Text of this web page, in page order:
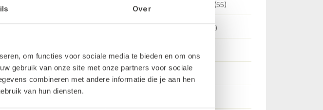
Over
om functies voor sociale media te bieden en om ons
gebruik van onze site met onze partners voor sociale
combineren met andere informatie die je aan hen
van hun diensten.
(55)
(35)
Veiligheid